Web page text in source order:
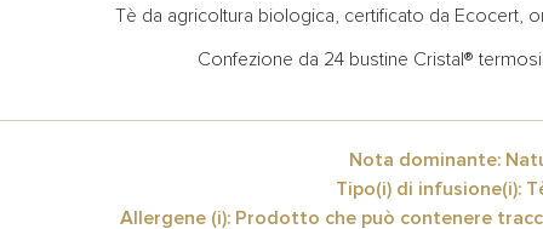
Tè da agricoltura biologica, certificato da Ecocert,
Confezione da 24 bustine Cristal®
Nota dominante:
Tipo(i) di infusione(i):
Allergene (i): Prodotto che può contenere